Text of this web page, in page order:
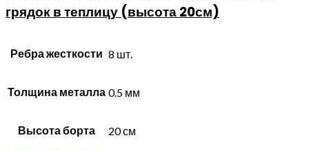
грядок в теплицу (высота 20см)
Ребра жесткости 8 шт.
Толщина металла 0.5 мм
Высота борта 20 см